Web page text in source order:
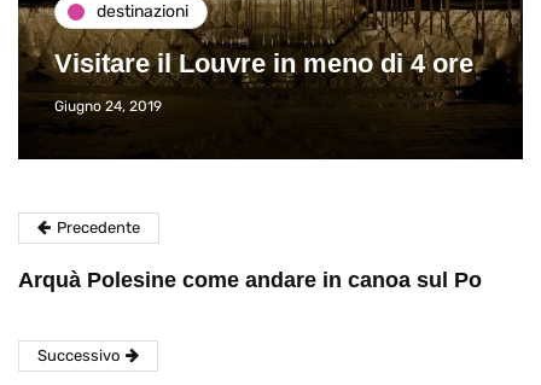
destinazioni
Visitare il Louvre in meno di 4 ore
Giugno 24, 2019
Precedente
Arquà Polesine come andare in canoa sul Po
Successivo